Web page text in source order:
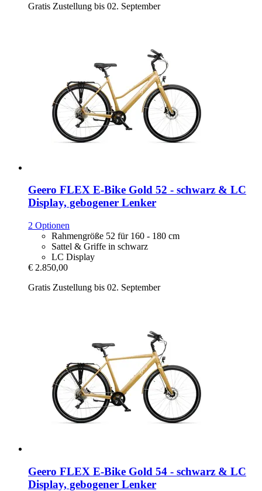
Gratis Zustellung bis 02. September
Geero FLEX E-​Bike Gold 52 -​ schwarz & LC
Display, gebogener Lenker
2 Optionen
Rahmengröße 52 für 160 - 180 cm
Sattel & Griffe in schwarz
LC Display
€ 2.850,00
Gratis Zustellung bis 02. September
Geero FLEX E-​Bike Gold 54 -​ schwarz & LC
Display, gebogener Lenker